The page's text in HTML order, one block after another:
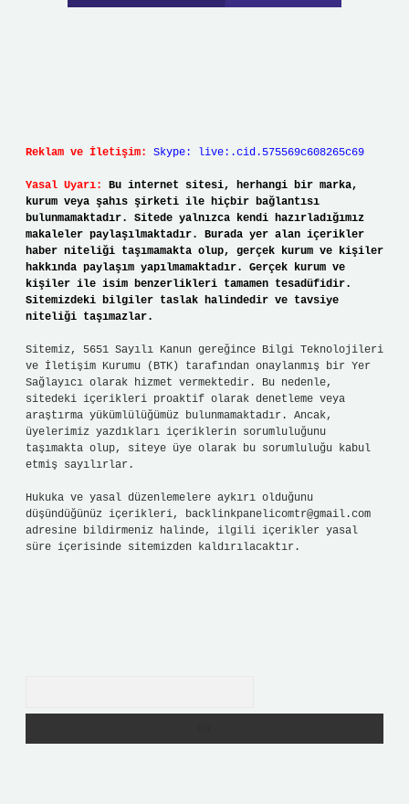
Reklam ve İletişim: Skype: live:.cid.575569c608265c69
Yasal Uyarı:
Bu internet sitesi, herhangi bir marka,
kurum veya şahıs şirketi ile hiçbir bağlantısı
bulunmamaktadır. Sitede yalnızca kendi hazırladığımız
makaleler paylaşılmaktadır. Burada yer alan içerikler
haber niteliği taşımamakta olup, gerçek kurum ve kişiler
hakkında paylaşım yapılmamaktadır. Gerçek kurum ve
kişiler ile isim benzerlikleri tamamen tesadüfidir.
Sitemizdeki bilgiler taslak halindedir ve tavsiye
niteliği taşımazlar.
Sitemiz, 5651 Sayılı Kanun gereğince Bilgi Teknolojileri
ve İletişim Kurumu (BTK) tarafından onaylanmış bir Yer
Sağlayıcı olarak hizmet vermektedir. Bu nedenle,
sitedeki içerikleri proaktif olarak denetleme veya
araştırma yükümlülüğümüz bulunmamaktadır. Ancak,
üyelerimiz yazdıkları içeriklerin sorumluluğunu
taşımakta olup, siteye üye olarak bu sorumluluğu kabul
etmiş sayılırlar.
Hukuka ve yasal düzenlemelere aykırı olduğunu
düşündüğünüz içerikleri, backlinkpanelicomtr@gmail.com
adresine bildirmeniz halinde, ilgili içerikler yasal
süre içerisinde sitemizden kaldırılacaktır.